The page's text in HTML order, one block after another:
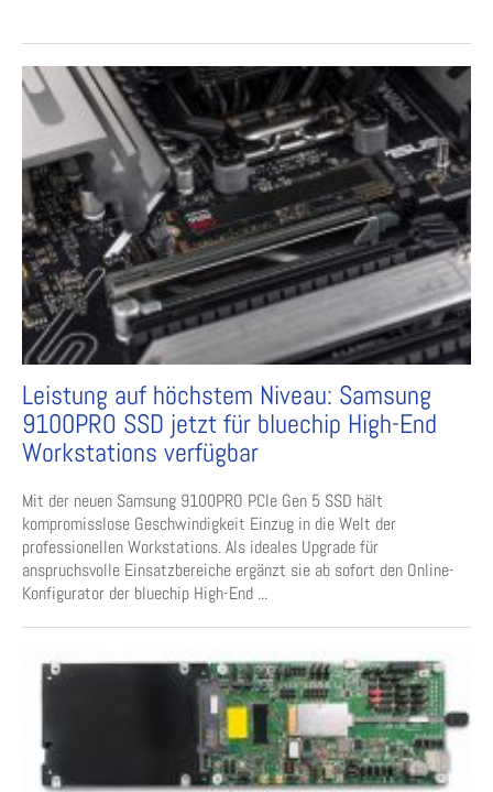
Leistung auf höchstem Niveau: Samsung
9100PRO SSD jetzt für bluechip High-End
Workstations verfügbar
Mit der neuen Samsung 9100PRO PCIe Gen 5 SSD hält
kompromisslose Geschwindigkeit Einzug in die Welt der
professionellen Workstations. Als ideales Upgrade für
anspruchsvolle Einsatzbereiche ergänzt sie ab sofort den Online-
Konfigurator der bluechip High-End ...